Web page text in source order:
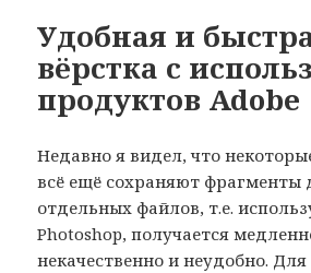
Удобная и
вёрстка с
продуктов Adobe
Недавно я видел, что
всё ещё сохраняют фрагменты
отдельных файлов, т.е.
Photoshop, получается
некачественно и неудобно.